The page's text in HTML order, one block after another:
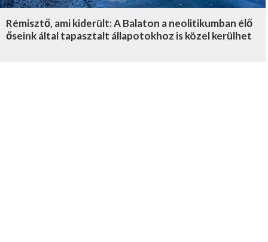
Rémisztő, ami kiderült: A Balaton a neolitikumban élő
őseink által tapasztalt állapotokhoz is közel kerülhet